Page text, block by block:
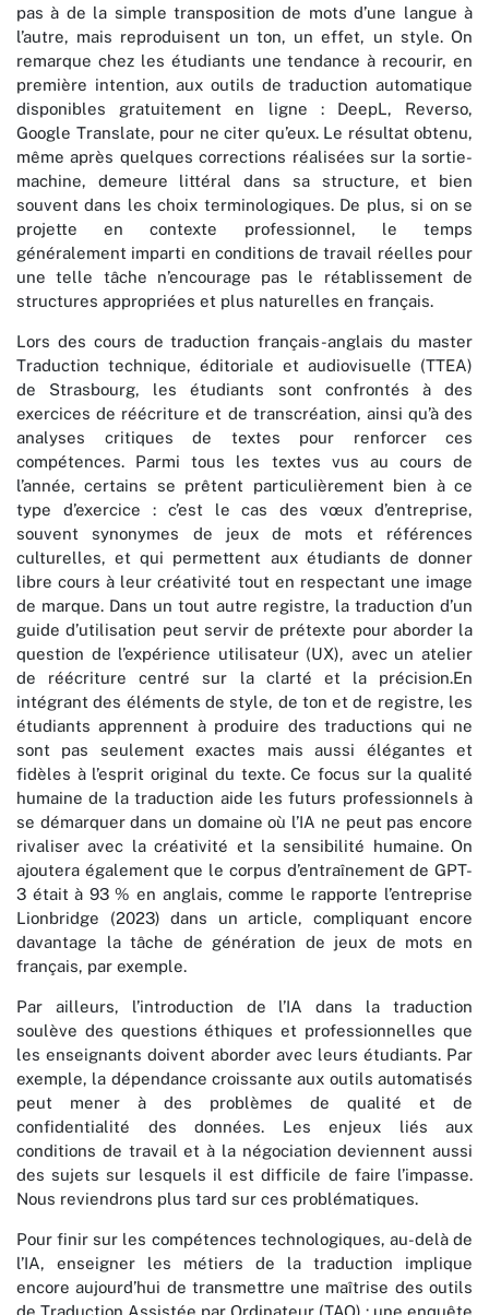
pas à de la simple transposition de mots d’une langue à
l’autre, mais reproduisent un ton, un effet, un style. On
remarque chez les étudiants une tendance à recourir, en
première intention, aux outils de traduction automatique
disponibles gratuitement en ligne : DeepL, Reverso,
Google Translate, pour ne citer qu’eux. Le résultat obtenu,
même après quelques corrections réalisées sur la sortie-
machine, demeure littéral dans sa structure, et bien
souvent dans les choix terminologiques. De plus, si on se
projette en contexte professionnel, le temps
généralement imparti en conditions de travail réelles pour
une telle tâche n’encourage pas le rétablissement de
structures appropriées et plus naturelles en français.
Lors des cours de traduction français-anglais du master
Traduction technique, éditoriale et audiovisuelle (TTEA)
de Strasbourg, les étudiants sont confrontés à des
exercices de réécriture et de transcréation, ainsi qu’à des
analyses critiques de textes pour renforcer ces
compétences. Parmi tous les textes vus au cours de
l’année, certains se prêtent particulièrement bien à ce
type d’exercice : c’est le cas des vœux d’entreprise,
souvent synonymes de jeux de mots et références
culturelles, et qui permettent aux étudiants de donner
libre cours à leur créativité tout en respectant une image
de marque. Dans un tout autre registre, la traduction d’un
guide d’utilisation peut servir de prétexte pour aborder la
question de l’expérience utilisateur (UX), avec un atelier
de réécriture centré sur la clarté et la précision.En
intégrant des éléments de style, de ton et de registre, les
étudiants apprennent à produire des traductions qui ne
sont pas seulement exactes mais aussi élégantes et
fidèles à l’esprit original du texte. Ce focus sur la qualité
humaine de la traduction aide les futurs professionnels à
se démarquer dans un domaine où l’IA ne peut pas encore
rivaliser avec la créativité et la sensibilité humaine. On
ajoutera également que le corpus d’entraînement de GPT-
3 était à 93 % en anglais, comme le rapporte l’entreprise
Lionbridge (2023) dans un article, compliquant encore
davantage la tâche de génération de jeux de mots en
français, par exemple.
Par ailleurs, l’introduction de l’IA dans la traduction
soulève des questions éthiques et professionnelles que
les enseignants doivent aborder avec leurs étudiants. Par
exemple, la dépendance croissante aux outils automatisés
peut mener à des problèmes de qualité et de
confidentialité des données. Les enjeux liés aux
conditions de travail et à la négociation deviennent aussi
des sujets sur lesquels il est difficile de faire l’impasse.
Nous reviendrons plus tard sur ces problématiques.
Pour finir sur les compétences technologiques, au-delà de
l’IA, enseigner les métiers de la traduction implique
encore aujourd’hui de transmettre une maîtrise des outils